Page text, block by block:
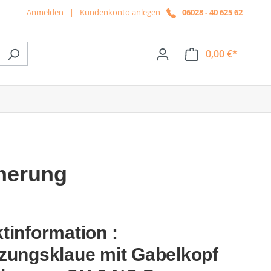
Anmelden | Kundenkonto anlegen 06028 - 40 625 62
0,00 €*
das Dropdown der Kategorie News
:
mit Gabelkopf